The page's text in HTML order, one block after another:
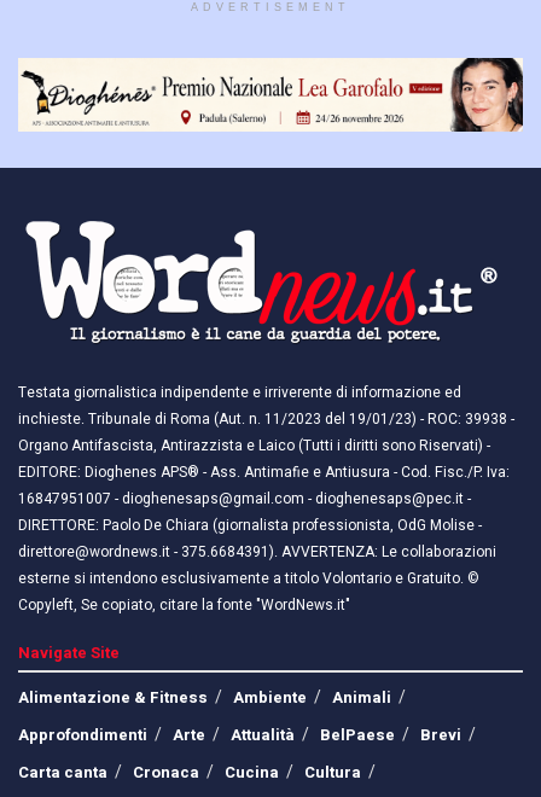
ADVERTISEMENT
Testata giornalistica indipendente e irriverente di informazione ed
inchieste. Tribunale di Roma (Aut. n. 11/2023 del 19/01/23) - ROC: 39938 -
Organo Antifascista, Antirazzista e Laico (Tutti i diritti sono Riservati) -
EDITORE: Dioghenes APS® - Ass. Antimafie e Antiusura - Cod. Fisc./P. Iva:
16847951007 - dioghenesaps@gmail.com - dioghenesaps@pec.it - ​​
DIRETTORE: Paolo De Chiara (giornalista professionista, OdG Molise -
direttore@wordnews.it - ​​375.6684391). AVVERTENZA: Le collaborazioni
esterne si intendono esclusivamente a titolo Volontario e Gratuito. ©
Copyleft, Se copiato, citare la fonte "WordNews.it"
Navigate Site
Alimentazione & Fitness
Ambiente
Animali
Approfondimenti
Arte Attualità BelPaese
Brevi
Carta canta
Cronaca Cucina
Cultura